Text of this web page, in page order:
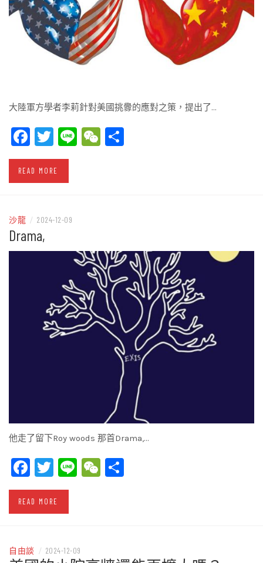
大陸軍方學者李莉針對美國挑釁的應對之策，提出了…
Facebook
Twitter
LineWeChat
READ MORE
沙龍 / 2024-12-09
Drama,
他走了留下Roy woods 那首Drama,…
Facebook
Twitter
LineWeChat
READ MORE
自由談 / 2024-12-09